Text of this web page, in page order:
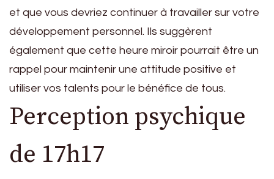
et que vous devriez continuer à travailler sur votre
développement personnel. Ils suggèrent
également que cette heure miroir pourrait être un
rappel pour maintenir une attitude positive et
utiliser vos talents pour le bénéfice de tous.
Perception psychique
de 17h17